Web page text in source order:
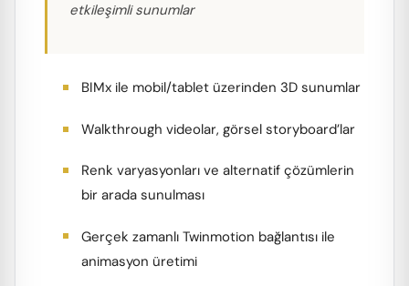
etkileşimli sunumlar
BIMx ile mobil/tablet üzerinden 3D sunumlar
Walkthrough videolar, görsel storyboard’lar
Renk varyasyonları ve alternatif çözümlerin
bir arada sunulması
Gerçek zamanlı Twinmotion bağlantısı ile
animasyon üretimi